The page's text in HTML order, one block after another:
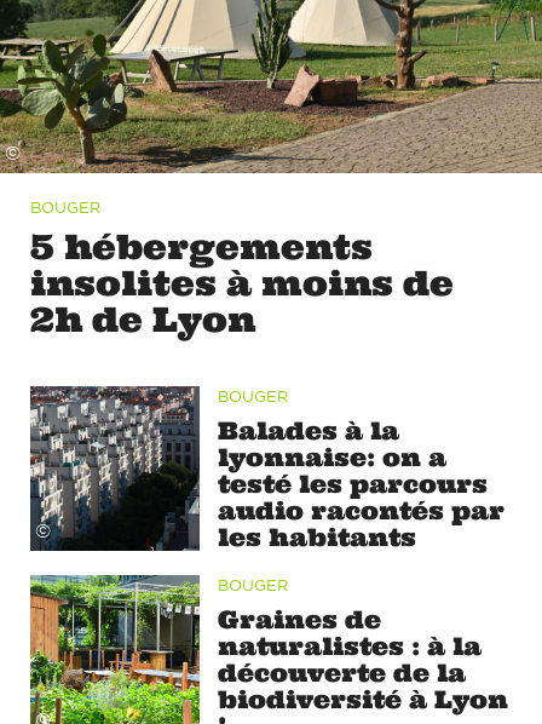
©
BOUGER
5 hébergements
insolites à moins de
2h de Lyon
©
BOUGER
Balades à la
lyonnaise: on a
testé les parcours
audio racontés par
les habitants
BOUGER
Graines de
naturalistes : à la
découverte de la
biodiversité à Lyon